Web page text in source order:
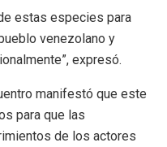
estas especies para
venezolano y
expresó.
manifestó que este
para que las
de los actores